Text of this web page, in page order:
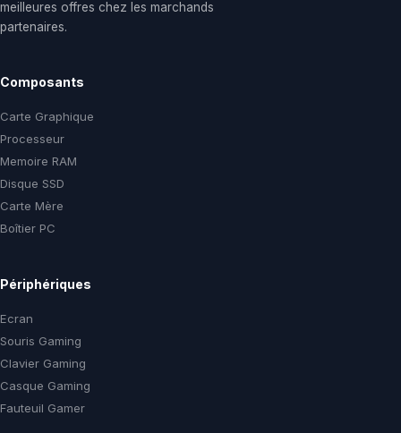
meilleures offres chez les marchands
partenaires.
Composants
Carte Graphique
Processeur
Memoire RAM
Disque SSD
Carte Mère
Boîtier PC
Périphériques
Ecran
Souris Gaming
Clavier Gaming
Casque Gaming
Fauteuil Gamer